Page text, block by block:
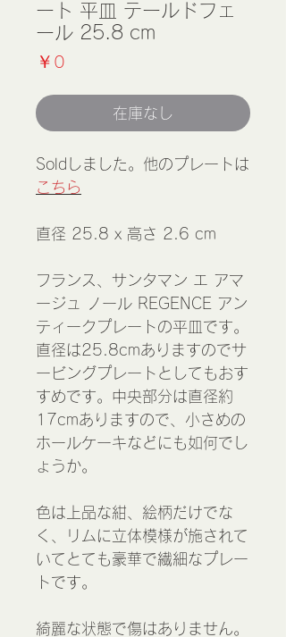
ート 平皿 テールドフェ
ール 25.8 cm
￥0
在庫なし
Soldしました。他のプレートは
こちら
直径 25.8 x 高さ 2.6 cm
フランス、サンタマン エ アマ
ージュ ノール REGENCE アン
ティークプレートの平皿です。
直径は25.8cmありますのでサ
ービングプレートとしてもおす
すめです。中央部分は直径約
17cmありますので、小さめの
ホールケーキなどにも如何でし
ょうか。
色は上品な紺、絵柄だけでな
く、リムに立体模様が施されて
いてとても豪華で繊細なプレー
トです。
綺麗な状態で傷はありません。